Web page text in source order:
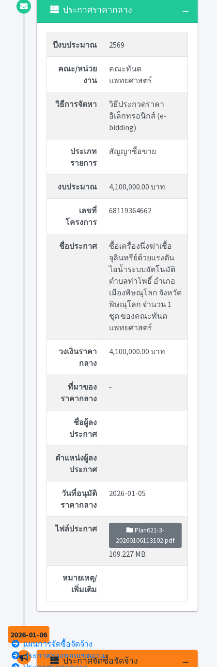
ประกาศราคากลาง
ปีงบประมาณ 2569
คณะ/หน่วย
งาน
คณะทันต
แพทยศาสตร์
วิธีการจัดหา
วิธีประกวดราคา
อิเล็กทรอนิกส์ (e-
bidding)
ประเภท
รายการ
สัญญาซื้อขาย
งบประมาณ 4,100,000.00 บาท
เลขที่
โครงการ
68119364662
ชื่อประกาศ
ซื้อเครื่องนึ่งฆ่าเชื้อ
จุลินทรีย์ด้วยแรงดัน
ไอน้ำระบบอัตโนมัติ
ตำบลท่าโพธิ์ อำเภอ
เมืองพิษณุโลก จังหวัด
พิษณุโลก จำนวน 1
ชุด ของคณะทันต
แพทยศาสตร์
วงเงินราคา
กลาง
4,100,000.00 บาท
ที่มาของ
ราคากลาง
-
ชื่อผู้ลง
ประกาศ
ตำแหน่งผู้ลง
ประกาศ
วันที่อนุมัติ
ราคากลาง
2026-01-05
ไฟล์ประกาศ
Plan621-3-
20260106113102.pdf
109.227 MB
หมายเหตุ/
เพิ่มเติม
2026-01-06
ประกาศจัดซื้อจัดจ้าง
แผนการจัดซื้อจัดจ้าง
ประกาศร่างขอบเขตงาน